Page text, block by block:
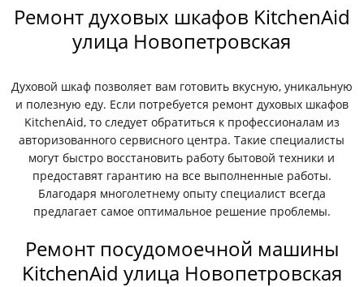
Ремонт духовых шкафов KitchenAid
улица Новопетровская
Духовой шкаф позволяет вам готовить вкусную, уникальную
и полезную еду. Если потребуется ремонт духовых шкафов
KitchenAid, то следует обратиться к профессионалам из
авторизованного сервисного центра. Такие специалисты
могут быстро восстановить работу бытовой техники и
предоставят гарантию на все выполненные работы.
Благодаря многолетнему опыту специалист всегда
предлагает самое оптимальное решение проблемы.
Ремонт посудомоечной машины
KitchenAid улица Новопетровская